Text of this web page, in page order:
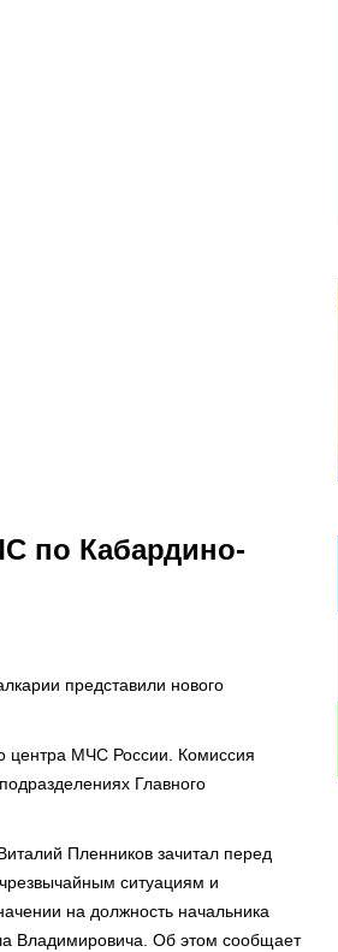
по Кабардино-
представили нового
центра МЧС России. Комиссия
Главного
Пленников зачитал перед
ситуациям и
на должность начальника
Владимировича. Об этом сообщает